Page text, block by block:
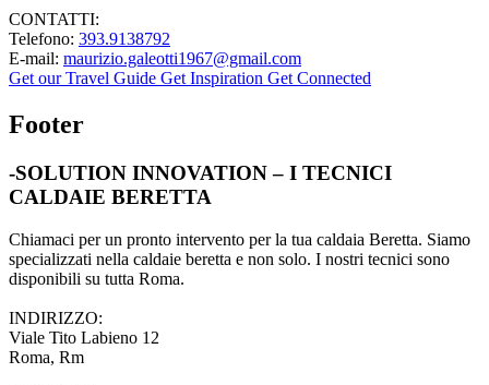
CONTATTI:
Telefono: 393.9138792
E-mail: maurizio.galeotti1967@gmail.com
Get our Travel Guide Get Inspiration Get Connected
Footer
-SOLUTION INNOVATION – I TECNICI
CALDAIE BERETTA
Chiamaci per un pronto intervento per la tua caldaia Beretta. Siamo
specializzati nella caldaie beretta e non solo. I nostri tecnici sono
disponibili su tutta Roma.
INDIRIZZO:
Viale Tito Labieno 12
Roma, Rm